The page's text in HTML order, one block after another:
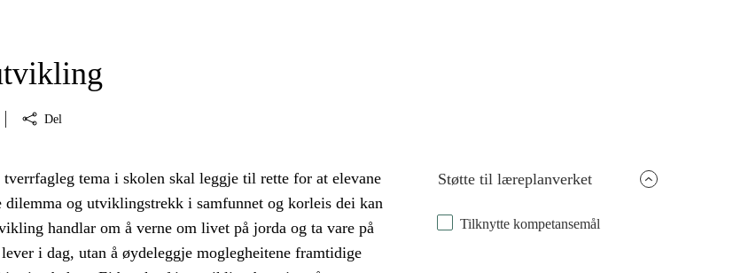
Del
Støtte til læreplanverket
Tilknytte kompetansemål
tema i skolen skal leggje til rette for at elevane
dilemma og utviklingstrekk i samfunnet og korleis dei kan
handlar om å verne om livet på jorda og ta vare på
i dag, utan å øydeleggje moglegheitene framtidige